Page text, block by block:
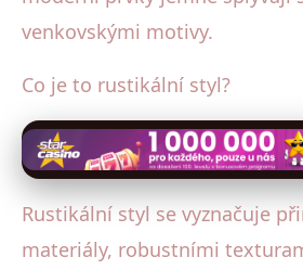
venkovskými motivy.
Co je to rustikální styl?
Rustikální styl se vyznačuje
materiály, robustními